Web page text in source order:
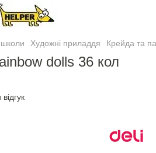
Художні приладдя Крейда та
dolls 36 кол